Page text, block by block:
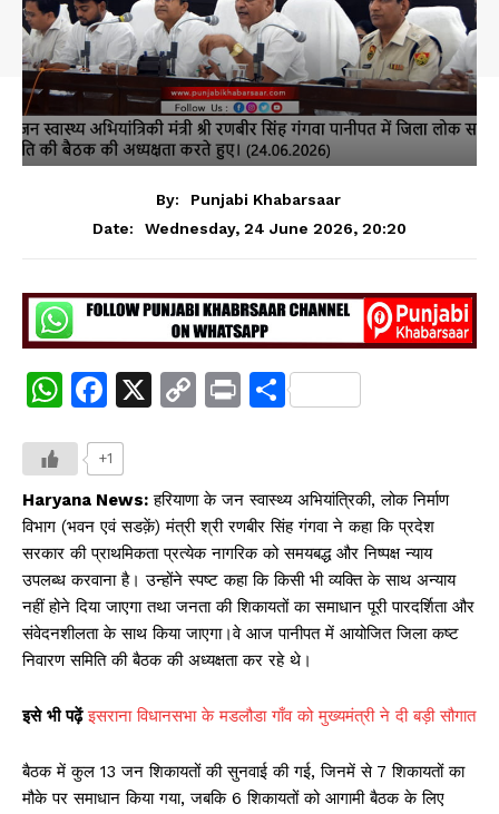
By:
Punjabi Khabarsaar
Date:
Wednesday, 24 June 2026, 20:20
W
at
s
A
p
p
F
c
e
b
o
o
k
X
C
y
Li
n
k
Pr S
e
+1
Haryana News: हरियाणा के जन स्वास्थ्य अभियांत्रिकी, लोक निर्माण
विभाग (भवन एवं सडक़ें) मंत्री श्री रणबीर सिंह गंगवा ने कहा कि प्रदेश
सरकार की प्राथमिकता प्रत्येक नागरिक को समयबद्ध और निष्पक्ष न्याय
उपलब्ध करवाना है। उन्होंने स्पष्ट कहा कि किसी भी व्यक्ति के साथ अन्याय
नहीं होने दिया जाएगा तथा जनता की शिकायतों का समाधान पूरी पारदर्शिता और
संवेदनशीलता के साथ किया जाएगा।वे आज पानीपत में आयोजित जिला कष्ट
निवारण समिति की बैठक की अध्यक्षता कर रहे थे।
इसे भी पढ़ें इसराना विधानसभा के मडलौडा गाँव को मुख्यमंत्री ने दी बड़ी सौगात
बैठक में कुल 13 जन शिकायतों की सुनवाई की गई, जिनमें से 7 शिकायतों का
मौके पर समाधान किया गया, जबकि 6 शिकायतों को आगामी बैठक के लिए